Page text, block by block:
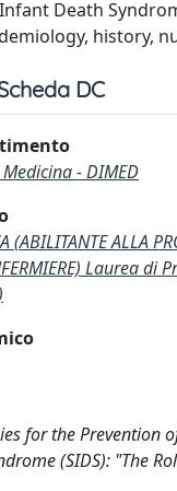
Death
history,
DC
- DIMED
(ABILITANTE ALLA
Laurea di
for the Prevention
(SIDS): "The